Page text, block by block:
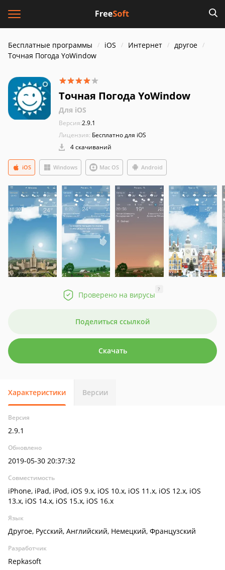
Бесплатные программы iOS Интернет
другое
Точная Погода YoWindow
Точная Погода YoWindow
Для iOS
Версия:2.9.1
Лицензия: Бесплатно для iOS
4 скачиваний
Windows Mac OS Android
iOS
Проверено на вирусы
?
Поделиться ссылкой
Скачать
Характеристики Версии
Версия
2.9.1
Обновлено
2019-05-30 20:37:32
Совместимость
iPhone, iPad, iPod, iOS 9.x, iOS 10.x, iOS 11.x, iOS 12.x, iOS
13.x, iOS 14.x, iOS 15.x, iOS 16.x
Язык
Другое, Русский, Английский, Немецкий, Французский
Разработчик
Repkasoft